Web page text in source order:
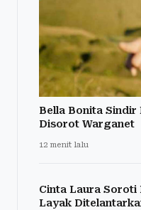
Bella Bonita Sindir
Disorot Warganet
12 menit lalu
Cinta Laura Soroti
Layak